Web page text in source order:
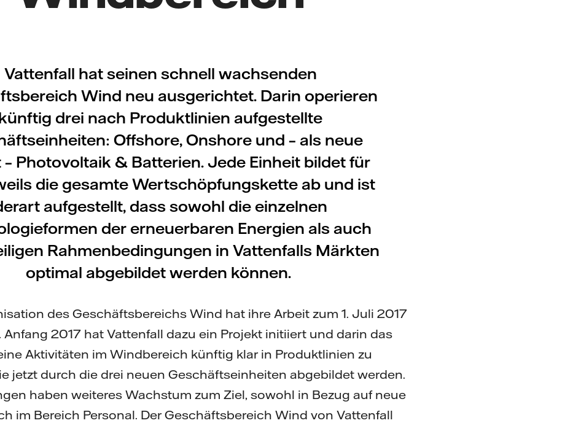
Vattenfall hat seinen schnell wachsenden
Wind neu ausgerichtet. Darin operieren
drei nach Produktlinien aufgestellte
Offshore, Onshore und – als neue
– Photovoltaik & Batterien. Jede Einheit bildet für
die gesamte Wertschöpfungskette ab und ist
aufgestellt, dass sowohl die einzelnen
der erneuerbaren Energien als auch
Rahmenbedingungen in Vattenfalls Märkten
optimal abgebildet werden können.
des Geschäftsbereichs Wind hat ihre Arbeit zum 1. Juli 2017
2017 hat Vattenfall dazu ein Projekt initiiert und darin das
Aktivitäten im Windbereich künftig klar in Produktlinien zu
jetzt durch die drei neuen Geschäftseinheiten abgebildet werden.
haben weiteres Wachstum zum Ziel, sowohl in Bezug auf neue
im Bereich Personal. Der Geschäftsbereich Wind von Vattenfall